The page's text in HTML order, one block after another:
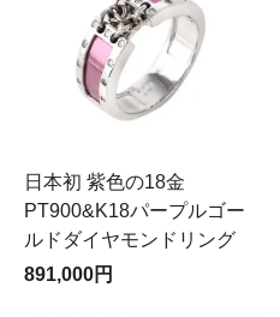
日本初 紫色の18金
PT900&K18パープルゴー
ルドダイヤモンドリング
891,000円